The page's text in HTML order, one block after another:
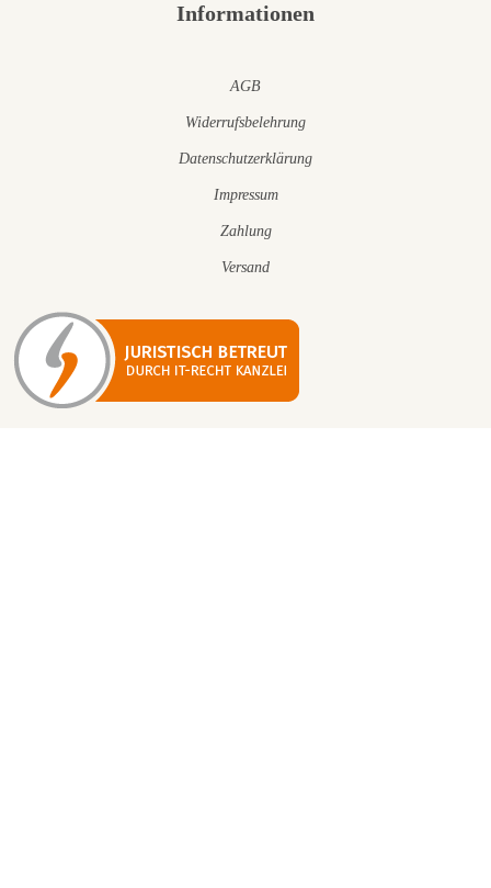
Informationen
AGB
Widerrufsbelehrung
Datenschutzerklärung
Impressum
Zahlung
Versand